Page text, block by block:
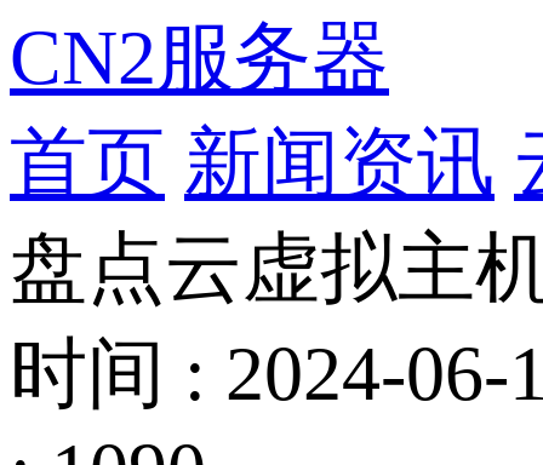
CN2服务器
首页 新闻资讯
盘点云虚拟主
时间 : 2024-06-